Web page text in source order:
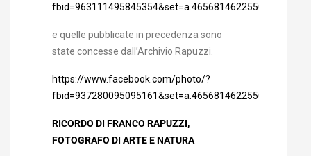
fbid=963111495845354&set=a.465681462255029
e quelle pubblicate in precedenza sono
state concesse dall’Archivio Rapuzzi.
https://www.facebook.com/photo/?
fbid=937280095095161&set=a.465681462255029
RICORDO DI FRANCO RAPUZZI,
FOTOGRAFO DI ARTE E NATURA